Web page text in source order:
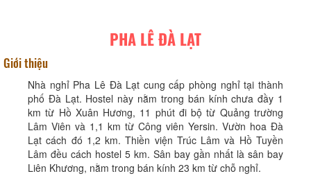
PHA LÊ ĐÀ LẠT
Giới thiệu
Nhà nghỉ Pha Lê Đà Lạt cung cấp phòng nghỉ tại thành
phố Đà Lạt. Hostel này nằm trong bán kính chưa đầy 1
km từ Hồ Xuân Hương, 11 phút đi bộ từ Quảng trường
Lâm Viên và 1,1 km từ Công viên Yersin. Vườn hoa Đà
Lạt cách đó 1,2 km. Thiền viện Trúc Lâm và Hồ Tuyền
Lâm đều cách hostel 5 km. Sân bay gần nhất là sân bay
Liên Khương, nằm trong bán kính 23 km từ chỗ nghỉ.